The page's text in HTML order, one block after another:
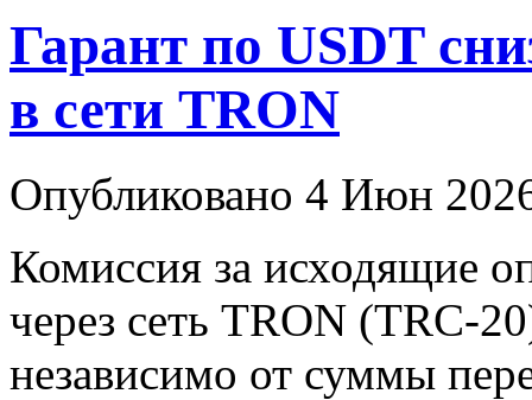
Гарант по USDT
в сети TRON
Опубликовано 4 Июн
Комиссия за исходящие
через сеть TRON (TRC-
независимо от суммы